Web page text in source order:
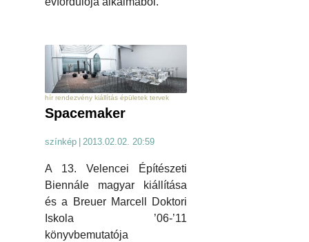
hír rendezvény kiállítás épületek tervek
Spacemaker
színkép 2013.02.02. 20:59
A 13. Velencei Építészeti
Biennále magyar kiállítása
és a Breuer Marcell Doktori
Iskola ’06-’11
könyvbemutatója